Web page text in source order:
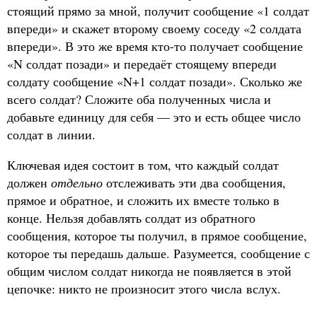
стоящий прямо за мной, получит сообщение «1 солдат
впереди» и скажет второму своему соседу «2 солдата
впереди». В это же время кто-то получает сообщение
«N солдат позади» и передаёт стоящему впереди
солдату сообщение «N+1 солдат позади». Сколько же
всего солдат? Сложите оба полученных числа и
добавьте единицу для себя — это и есть общее число
солдат в линии.
Ключевая идея состоит в том, что каждый солдат
должен отдельно отслеживать эти два сообщения,
прямое и обратное, и сложить их вместе только в
конце. Нельзя добавлять солдат из обратного
сообщения, которое ты получил, в прямое сообщение,
которое ты передашь дальше. Разумеется, сообщение с
общим числом солдат никогда не появляется в этой
цепочке: никто не произносит этого числа вслух.